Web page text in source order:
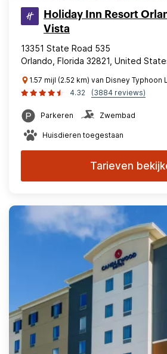
Holiday Inn Resort
Vista
13351 State Road 535
Orlando, Florida 32821, United
1.57 mijl (2.52 km) van Disney Typhoon
4.32
(3884 reviews)
Parkeren Zwembad
Huisdieren toegestaan
Tarieven